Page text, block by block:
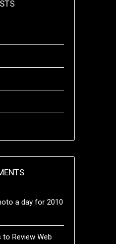
a day for 2010
Review Web